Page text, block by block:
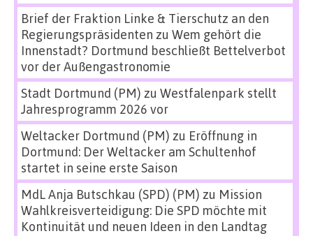
Brief der Fraktion Linke & Tierschutz an den
Regierungspräsidenten zu Wem gehört die
Innenstadt? Dortmund beschließt Bettelverbot
vor der Außengastronomie
Stadt Dortmund (PM) zu Westfalenpark stellt
Jahresprogramm 2026 vor
Weltacker Dortmund (PM) zu Eröffnung in
Dortmund: Der Weltacker am Schultenhof
startet in seine erste Saison
MdL Anja Butschkau (SPD) (PM) zu Mission
Wahlkreisverteidigung: Die SPD möchte mit
Kontinuität und neuen Ideen in den Landtag